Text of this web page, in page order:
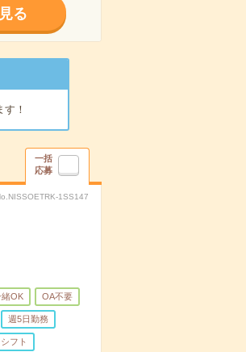
る
す！
一括
応募
1SS147
OK OA不要
週5日勤務
シフト